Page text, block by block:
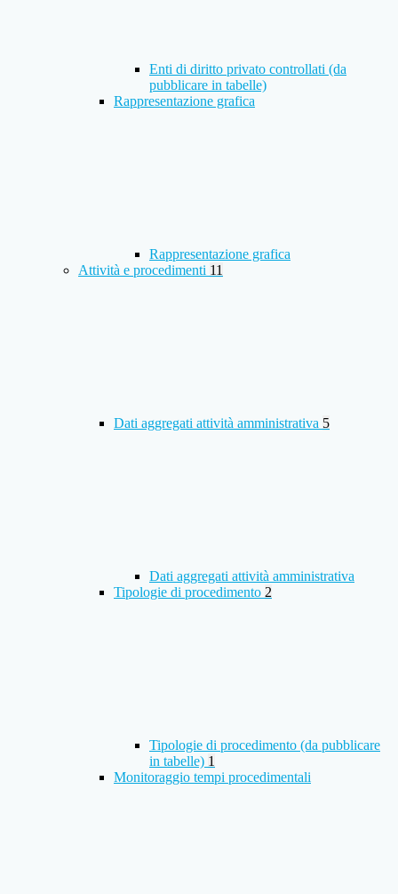
Enti di diritto privato controllati (da
pubblicare in tabelle)
Rappresentazione grafica
Rappresentazione grafica
Attività e procedimenti 11
Dati aggregati attività amministrativa 5
Dati aggregati attività amministrativa
Tipologie di procedimento 2
Tipologie di procedimento (da pubblicare
in tabelle) 1
Monitoraggio tempi procedimentali